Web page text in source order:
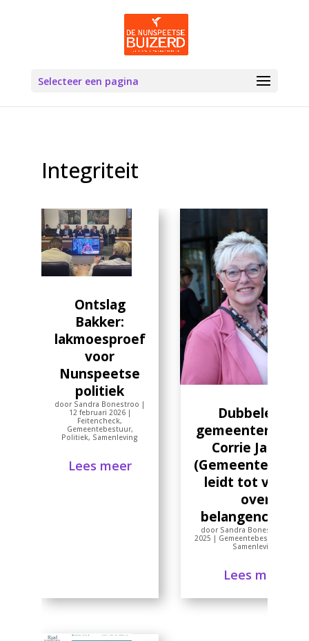
Selecteer een pagina
Integriteit
Ontslag
Bakker:
lakmoesproef
voor
Nunspeetse
politiek
door Sandra Bonestroo |
12 februari 2026|
Feitencheck,
Gemeentebestuur,
Politiek, Samenleving
Lees meer
Dubbele rol
Corrie Jansen
leidt tot vragen
over
door Sandra Bonestroo
2025 | Gemeentebestuur
Samenleving
Lees meer